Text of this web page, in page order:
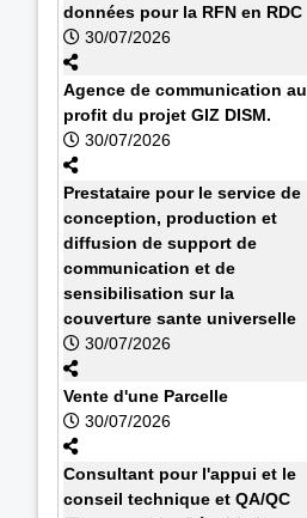
données pour la RFN en RDC
30/07/2026
Agence de communication au
profit du projet GIZ DISM.
30/07/2026
Prestataire pour le service de
conception, production et
diffusion de support de
communication et de
sensibilisation sur la
couverture sante universelle
30/07/2026
Vente d'une Parcelle
30/07/2026
Consultant pour l'appui et le
conseil technique et QA/QC